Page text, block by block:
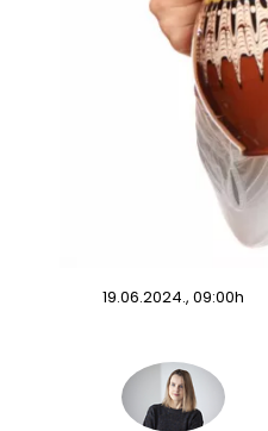
19.06.2024., 09:00h